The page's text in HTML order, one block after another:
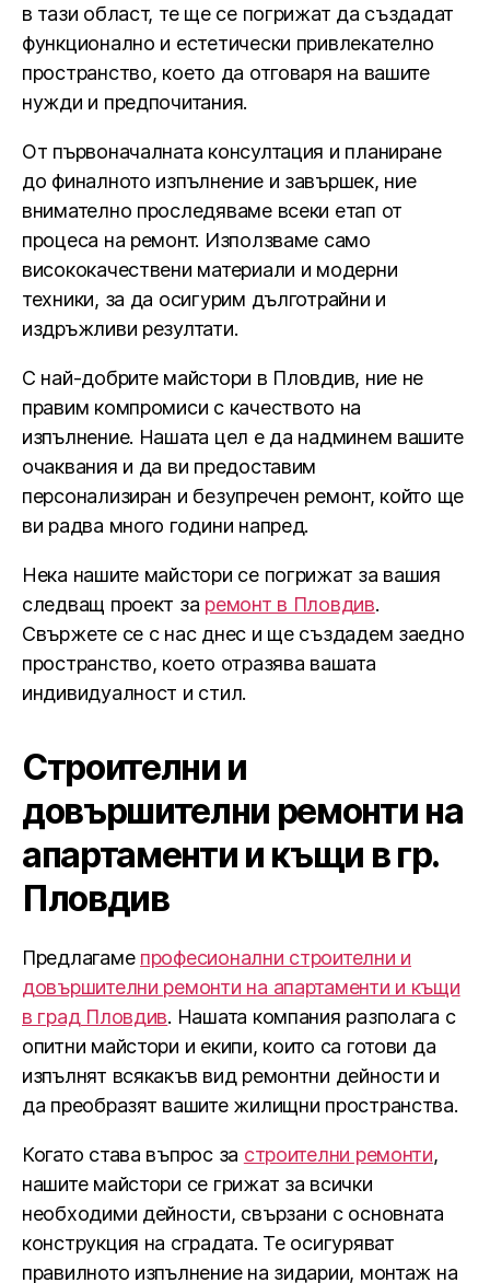
в тази област, те ще се погрижат да създадат
функционално и естетически привлекателно
пространство, което да отговаря на вашите
нужди и предпочитания.
От първоначалната консултация и планиране
до финалното изпълнение и завършек, ние
внимателно проследяваме всеки етап от
процеса на ремонт. Използваме само
висококачествени материали и модерни
техники, за да осигурим дълготрайни и
издръжливи резултати.
С най-добрите майстори в Пловдив, ние не
правим компромиси с качеството на
изпълнение. Нашата цел е да надминем вашите
очаквания и да ви предоставим
персонализиран и безупречен ремонт, който ще
ви радва много години напред.
Нека нашите майстори се погрижат за вашия
следващ проект за ремонт в Пловдив.
Свържете се с нас днес и ще създадем заедно
пространство, което отразява вашата
индивидуалност и стил.
Строителни и
довършителни ремонти на
апартаменти и къщи в гр.
Пловдив
Предлагаме професионални строителни и
довършителни ремонти на апартаменти и къщи
в град Пловдив. Нашата компания разполага с
опитни майстори и екипи, които са готови да
изпълнят всякакъв вид ремонтни дейности и
да преобразят вашите жилищни пространства.
Когато става въпрос за строителни ремонти,
нашите майстори се грижат за всички
необходими дейности, свързани с основната
конструкция на сградата. Те осигуряват
правилното изпълнение на зидарии, монтаж на